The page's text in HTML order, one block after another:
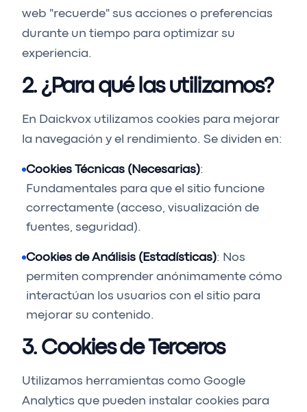
web "recuerde" sus acciones o preferencias
durante un tiempo para optimizar su
experiencia.
2. ¿Para qué las utilizamos?
En Daickvox utilizamos cookies para mejorar
la navegación y el rendimiento. Se dividen en:
Cookies Técnicas (Necesarias):
Fundamentales para que el sitio funcione
correctamente (acceso, visualización de
fuentes, seguridad).
Cookies de Análisis (Estadísticas): Nos
permiten comprender anónimamente cómo
interactúan los usuarios con el sitio para
mejorar su contenido.
3. Cookies de Terceros
Utilizamos herramientas como Google
Analytics que pueden instalar cookies para